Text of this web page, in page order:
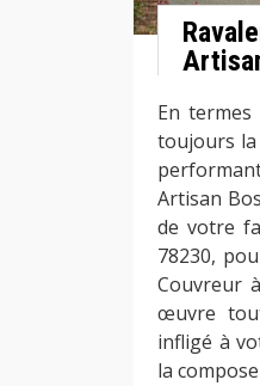
En termes
toujours
Artisan
de votre
78230,
Couvreur
œuvre
infligé à
la